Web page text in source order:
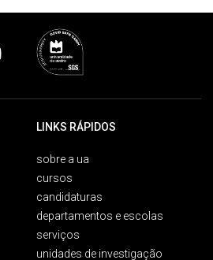
LINKS RÁPIDOS
sobre a ua
cursos
candidaturas
departamentos e escolas
serviços
unidades de investigação